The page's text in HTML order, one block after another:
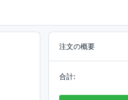
注文の概要
合計: